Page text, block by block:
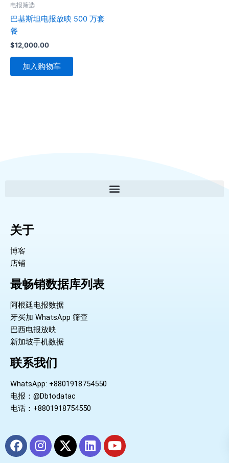
电报筛选
巴基斯坦电报放映 500 万套
餐
$12,000.00
加入购物车
关于
博客
店铺
最畅销数据库列表
阿根廷电报数据
牙买加 WhatsApp 筛查
巴西电报放映
新加坡手机数据
联系我们
WhatsApp: +8801918754550
电报：@Dbtodatac
电话：+8801918754550
F
a
I
n
X
-
L
i
Y
o